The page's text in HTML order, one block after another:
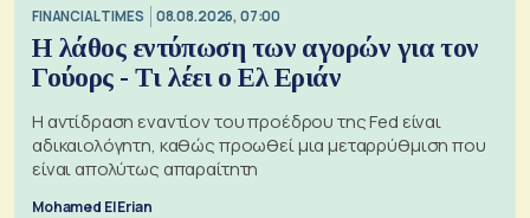
FINANCIAL TIMES 08.08.2026, 07:00
Η λάθος εντύπωση των αγορών για τον
Γούορς - Τι λέει ο Ελ Εριάν
Η αντίδραση εναντίον του προέδρου της Fed είναι
αδικαιολόγητη, καθώς προωθεί μια μεταρρύθμιση που
είναι απολύτως απαραίτητη
Mohamed El Erian